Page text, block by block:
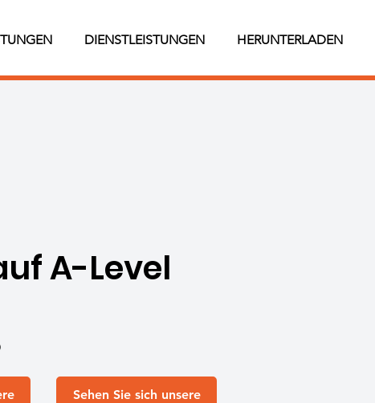
DIENSTLEISTUNGEN HERUNTERLADEN
A-Level
Sehen Sie sich unsere